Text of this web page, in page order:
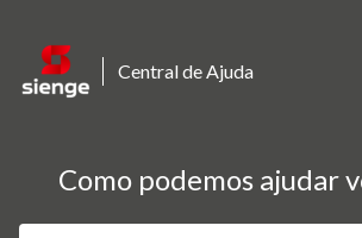
Central de Ajuda
Como podemos ajudar